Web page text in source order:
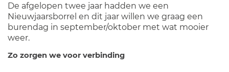
De afgelopen twee jaar hadden we een
Nieuwjaarsborrel en dit jaar willen we graag een
burendag in september/oktober met wat mooier
weer.
Zo zorgen we voor verbinding